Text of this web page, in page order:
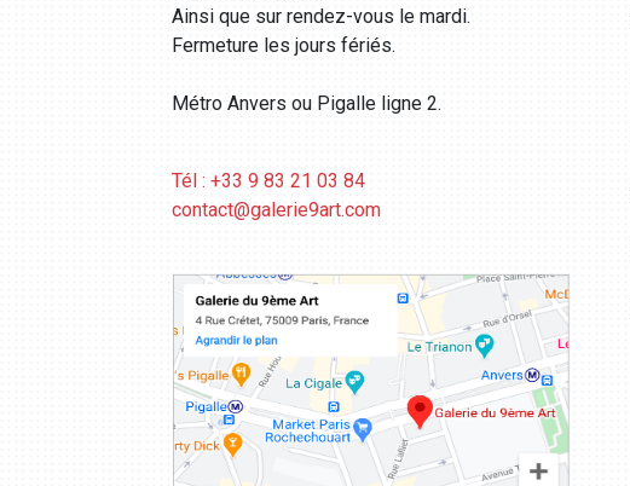
Ainsi que sur rendez-vous le mardi.
Fermeture les jours fériés.
Métro Anvers ou Pigalle ligne 2.
Tél : +33 9 83 21 03 84
contact@galerie9art.com